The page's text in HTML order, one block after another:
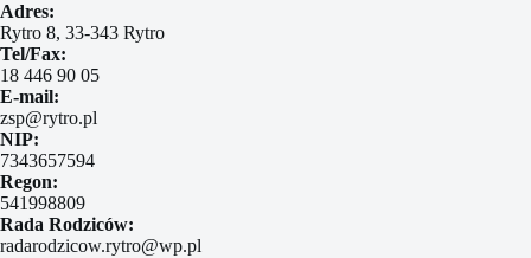
Adres:
Rytro 8, 33-343 Rytro
Tel/Fax:
18 446 90 05
E-mail:
zsp@rytro.pl
NIP:
7343657594
Regon:
541998809
Rada Rodziców:
radarodzicow.rytro@wp.pl